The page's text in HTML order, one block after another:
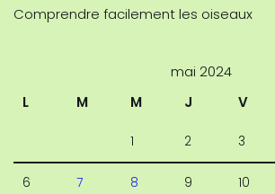
Comprendre facilement les oiseaux
mai 2024
L
M M J V
1 2 3
6 7 8 9 10